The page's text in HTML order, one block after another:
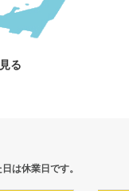
る
は休業日です。